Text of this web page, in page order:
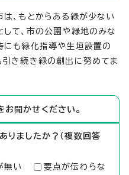
、もとからある緑が少ない
て、市の公園や緑地のみな
にも緑化指導や生垣設置の
引き続き緑の創出に努めてま
聞かせください。
りましたか？（複数回答
無い
要点が伝わらな